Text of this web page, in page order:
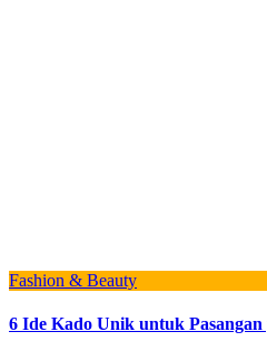
Fashion & Beauty
6 Ide Kado Unik untuk